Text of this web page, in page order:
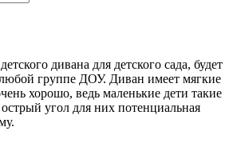
дивана для детского сада, будет
группе ДОУ. Диван имеет мягкие
хорошо, ведь маленькие дети такие
угол для них потенциальная